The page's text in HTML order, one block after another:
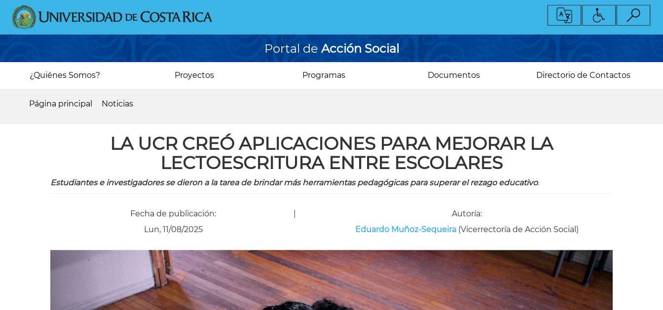
Pasar
contenido
principal
Portal de Acción Social
Main¿Quiénes Somos? Proyectos Programas Documentos Directorio de Contactos
Página principal Noticias
LA UCR CREÓ APLICACIONES PARA MEJORAR LA
LECTOESCRITURA ENTRE ESCOLARES
Estudiantes e investigadores se dieron a la tarea de brindar más herramientas pedagógicas para superar el rezago educativo.
Fecha de publicación:
Lun, 11/08/2025
Autoría:
Eduardo Muñoz-Sequeira (Vicerrectoría de Acción Social)